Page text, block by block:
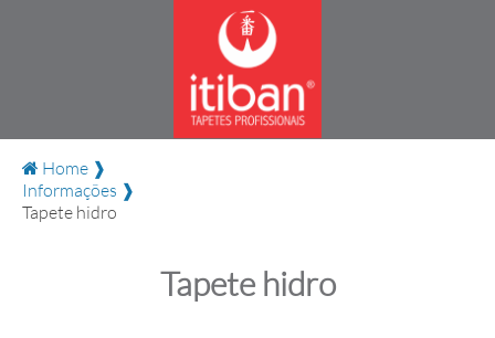
Home ❱
Informações ❱
Tapete hidro
Tapete hidro